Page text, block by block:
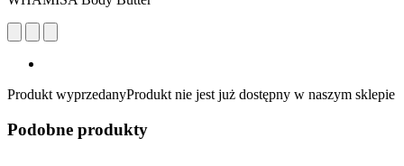
Produkt wyprzedanyProdukt nie jest już dostępny w naszym sklepie
Podobne produkty